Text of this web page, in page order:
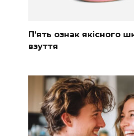
П’ять ознак якісного
взуття